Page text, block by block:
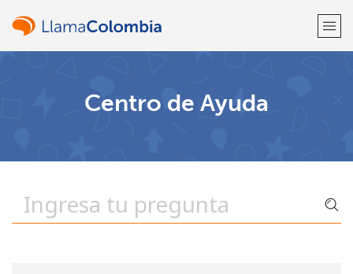
Centro de Ayuda